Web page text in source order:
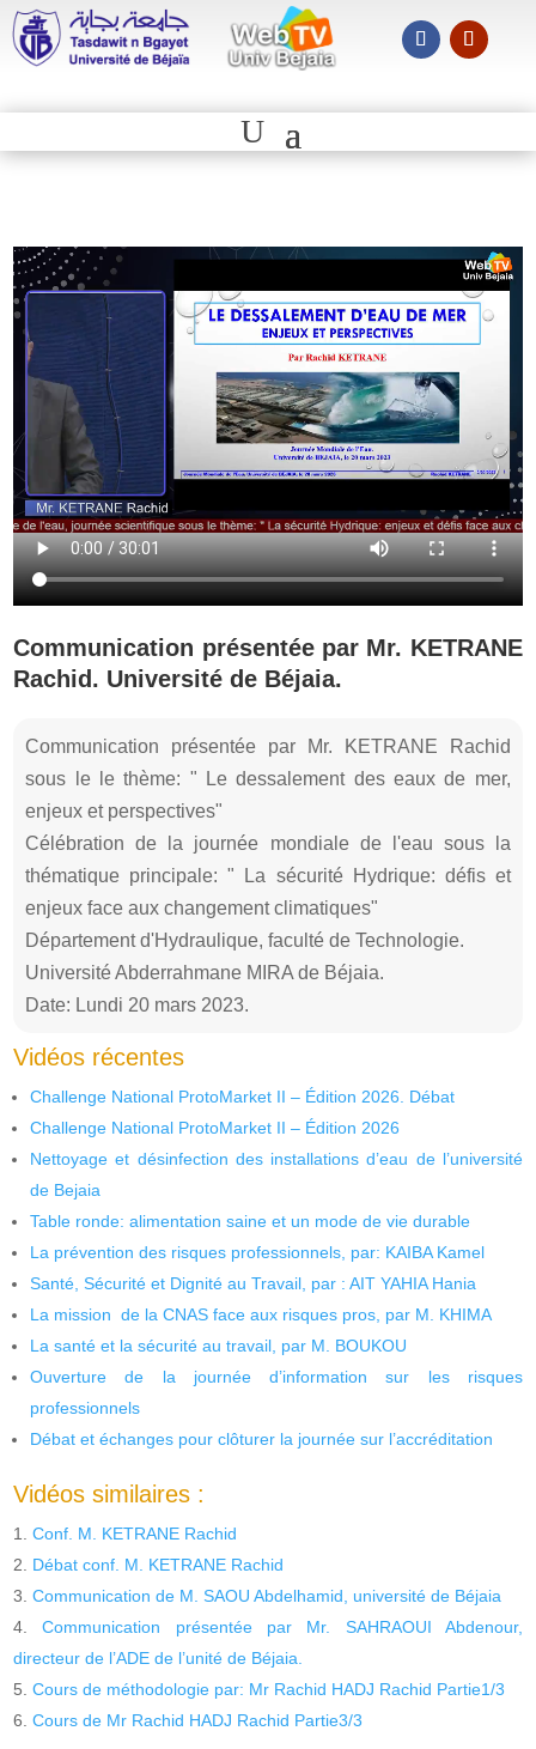
Communication présentée par Mr. KETRANE
Rachid. Université de Béjaia.
Communication présentée par Mr. KETRANE Rachid
sous le le thème: " Le dessalement des eaux de mer,
enjeux et perspectives"
Célébration de la journée mondiale de l'eau sous la
thématique principale: " La sécurité Hydrique: défis et
enjeux face aux changement climatiques"
Département d'Hydraulique, faculté de Technologie.
Université Abderrahmane MIRA de Béjaia.
Date: Lundi 20 mars 2023.
Vidéos récentes
Challenge National ProtoMarket II – Édition 2026. Débat
Challenge National ProtoMarket II – Édition 2026
Nettoyage et désinfection des installations d’eau de l’université
de Bejaia
Table ronde: alimentation saine et un mode de vie durable
La prévention des risques professionnels, par: KAIBA Kamel
Santé, Sécurité et Dignité au Travail, par : AIT YAHIA Hania
La mission de la CNAS face aux risques pros, par M. KHIMA
La santé et la sécurité au travail, par M. BOUKOU
Ouverture de la journée d’information sur les risques
professionnels
Débat et échanges pour clôturer la journée sur l’accréditation
Vidéos similaires :
Conf. M. KETRANE Rachid
Débat conf. M. KETRANE Rachid
Communication de M. SAOU Abdelhamid, université de Béjaia
Communication présentée par Mr. SAHRAOUI Abdenour,
directeur de l’ADE de l’unité de Béjaia.
Cours de méthodologie par: Mr Rachid HADJ Rachid Partie1/3
Cours de Mr Rachid HADJ Rachid Partie3/3